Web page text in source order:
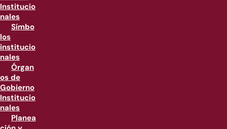
Institucio
nales
Símbo
los
institucio
nales
Órgan
os de
Gobierno
Institucio
nales
Planea